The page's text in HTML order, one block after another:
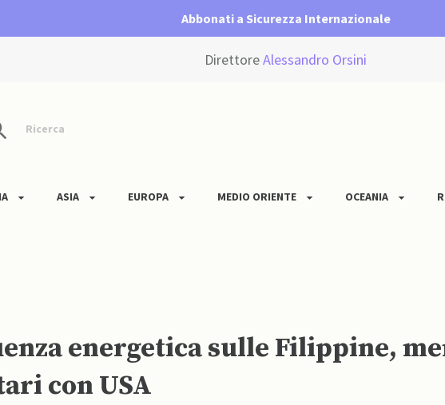
Abbonati a Sicurezza Internazionale
DirettoreAlessandro Orsini
Ricerca
ASIA EUROPA MEDIO ORIENTE OCEANIA
energetica sulle Filippine,
con USA